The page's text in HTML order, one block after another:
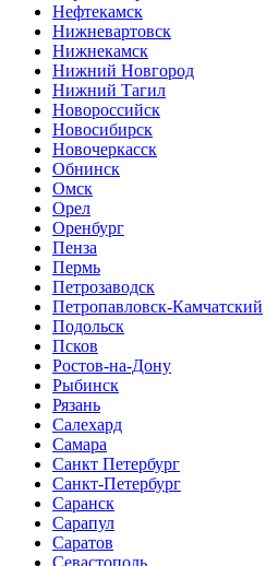
Нефтекамск
Нижневартовск
Нижнекамск
Нижний Новгород
Нижний Тагил
Новороссийск
Новосибирск
Новочеркасск
Обнинск
Омск
Орел
Оренбург
Пенза
Пермь
Петрозаводск
Петропавловск-Камчатский
Подольск
Псков
Ростов-на-Дону
Рыбинск
Рязань
Салехард
Самара
Санкт Петербург
Санкт-Петербург
Саранск
Сарапул
Саратов